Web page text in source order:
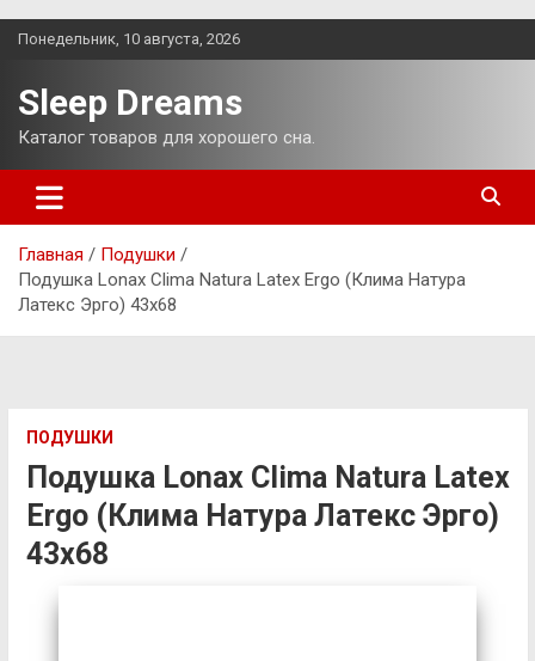
Перейти
Понедельник, 10 августа, 2026
Sleep Dreams
Каталог товаров для хорошего сна.
Главная
Подушки
Подушка Lonax Clima Natura Latex Ergo (Клима Натура
Латекс Эрго) 43х68
ПОДУШКИ
Подушка Lonax Clima Natura Latex
Ergo (Клима Натура Латекс Эрго)
43х68